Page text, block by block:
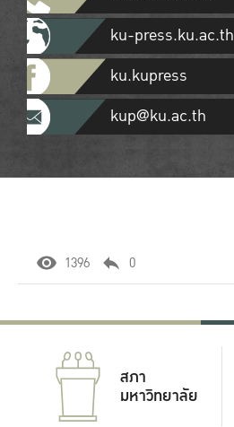
ku-press.ku.ac.th
ku.kupress
kup@ku.ac.th
1396 0
สภา
มหาวิทยาลัย